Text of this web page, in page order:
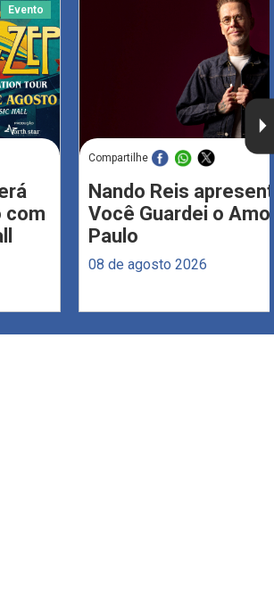
Evento
com
Compartilhe
Nando Reis
Você Guardei o
Paulo
08 de agosto 2026